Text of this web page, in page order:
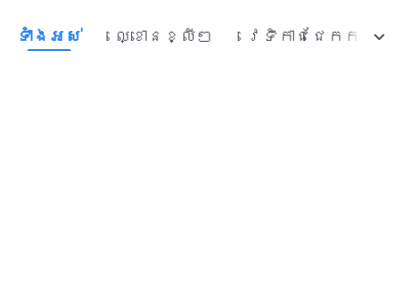
ទាំង​អស់ ល្ខោនខ្លីៗ វេទិកាជជែកកម្សា